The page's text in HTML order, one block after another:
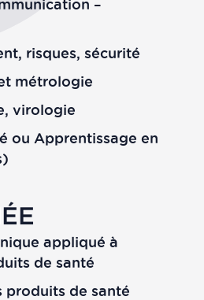
–
risques, sécurité
métrologie
virologie
ou Apprentissage en
appliqué à
de santé
produits de santé